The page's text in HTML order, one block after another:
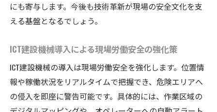
にも寄与します。今後も技術革新が現場の安全文化を支
える基盤となるでしょう。
ICT建設機械導入による現場労働安全の強化策
ICT建設機械の導入は現場労働安全を強化します。位置情
報や稼働状況をリアルタイムで把握でき、危険エリアへ
の侵入を即座に警告可能です。具体的には、作業区域の